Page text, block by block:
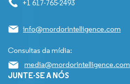
+1 617-765-2493
info@mordorintelligence.com
Consultas da mídia:
media@mordorintelligence.com
JUNTE-SE A NÓS